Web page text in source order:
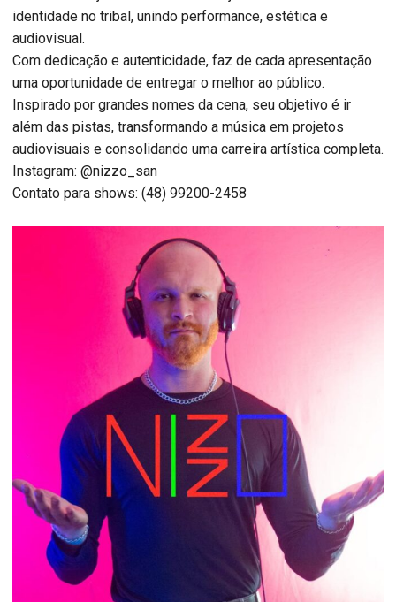
identidade no tribal, unindo performance, estética e
audiovisual.
Com dedicação e autenticidade, faz de cada apresentação
uma oportunidade de entregar o melhor ao público.
Inspirado por grandes nomes da cena, seu objetivo é ir
além das pistas, transformando a música em projetos
audiovisuais e consolidando uma carreira artística completa.
Instagram: @nizzo_san
Contato para shows: (48) 99200-2458